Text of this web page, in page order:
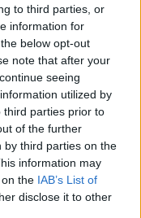
to third parties, or
information for
below opt-out
note that after your
seeing
utilized by
third parties prior to
of the further
by third parties on the
information may
the IAB’s List of
disclose it to other